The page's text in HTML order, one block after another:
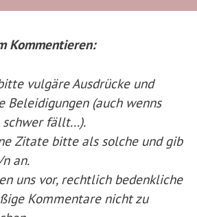
Kommentieren:
vulgäre Ausdrücke und
Beleidigungen (auch wenns
fällt...).
Zitatebitte als solche und gib
an.
uns vor, rechtlich bedenkliche
Kommentare nicht zu